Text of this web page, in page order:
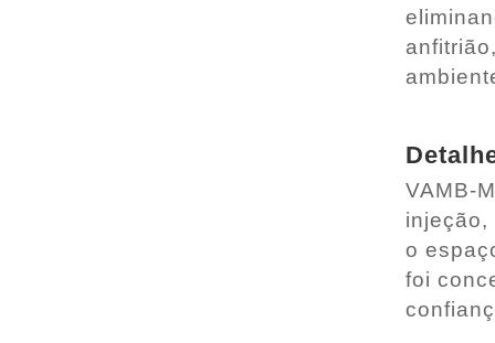
VAMB-
injeção,
o
foi